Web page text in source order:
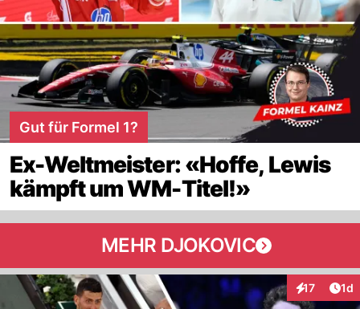
Gut für Formel 1?
Ex-Weltmeister: «Hoffe, Lewis
kämpft um WM-Titel!»
MEHR DJOKOVIC
17 1d